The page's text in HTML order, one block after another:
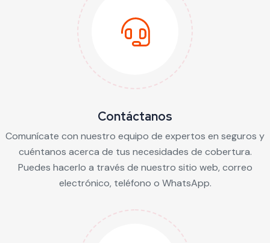
Contáctanos
Comunícate con nuestro equipo de expertos en seguros y
cuéntanos acerca de tus necesidades de cobertura.
Puedes hacerlo a través de nuestro sitio web, correo
electrónico, teléfono o WhatsApp.